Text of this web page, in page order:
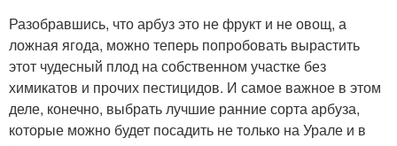
Разобравшись, что арбуз это не фрукт и не овощ, а
ложная ягода, можно теперь попробовать вырастить
этот чудесный плод на собственном участке без
химикатов и прочих пестицидов. И самое важное в этом
деле, конечно, выбрать лучшие ранние сорта арбуза,
которые можно будет посадить не только на Урале и в